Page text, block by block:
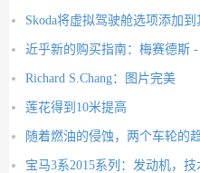
Skoda将虚拟驾驶舱选项添加
近乎新的购买指南：梅赛德斯 -
Richard S.Chang：图片完美
莲花得到10米提高
随着燃油的侵蚀，两个车轮的
宝马3系2015系列：发动机，